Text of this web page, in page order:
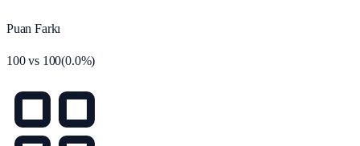
Puan Farkı
100vs 100(0.0%)